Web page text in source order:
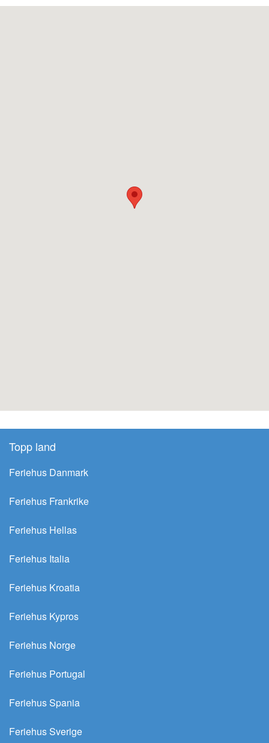
Topp land
Feriehus Danmark
Feriehus Frankrike
Feriehus Hellas
Feriehus Italia
Feriehus Kroatia
Feriehus Kypros
Feriehus Norge
Feriehus Portugal
Feriehus Spania
Feriehus Sverige